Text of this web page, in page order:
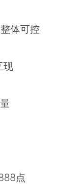
体可控
现
点